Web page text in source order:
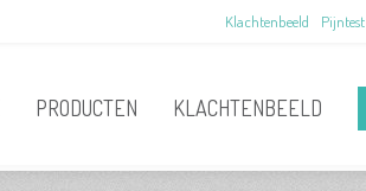
Klachtenbeeld Pijntest
PRODUCTEN KLACHTENBEELD